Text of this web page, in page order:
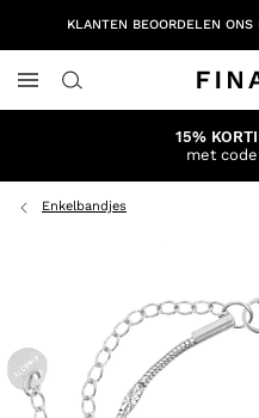
KLANTEN BEOORDELEN ONS
15%
met
Enkelbandjes